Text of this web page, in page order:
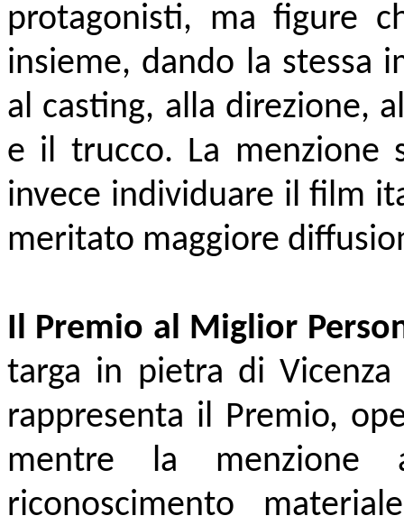
protagonisti, ma figure
insieme, dando la stessa
al casting, alla direzione,
e il trucco. La menzione
invece individuare il film
meritato maggiore
Il Premio al Miglior
targa in pietra di Vicenza
rappresenta il Premio,
mentre la
riconoscimento